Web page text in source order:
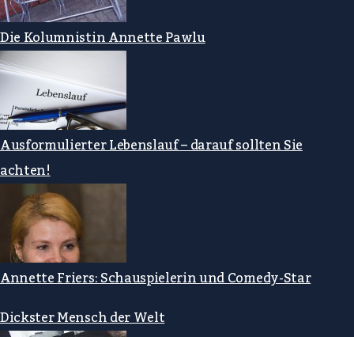
Die Kolumnistin Annette Pawlu
Ausformulierter Lebenslauf – darauf sollten Sie
achten!
Annette Friers: Schauspielerin und Comedy-Star
Dickster Mensch der Welt